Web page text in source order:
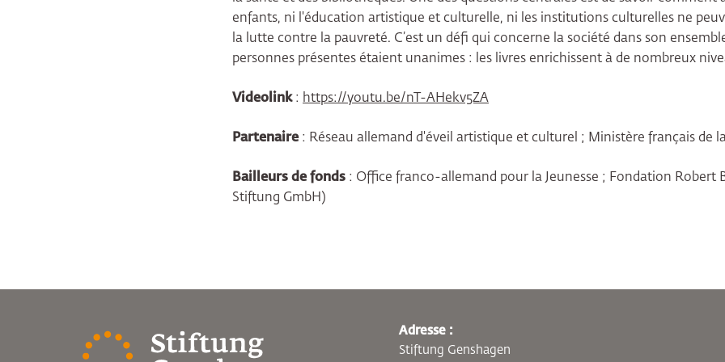
enfants, ni l'éducation artistique et culturelle, ni les institutions culturelles ne
la lutte contre la pauvreté. C’est un défi qui concerne la société dans son
personnes présentes étaient unanimes : les livres enrichissent à de nombreux
Videolink : https://youtu.be/nT-AHekv5ZA
Partenaire : Réseau allemand d'éveil artistique et culturel ; Ministère français de
Bailleurs de fonds : Office franco-allemand pour la Jeunesse ; Fondation Robert
Stiftung GmbH)
Adresse :
Stiftung Genshagen